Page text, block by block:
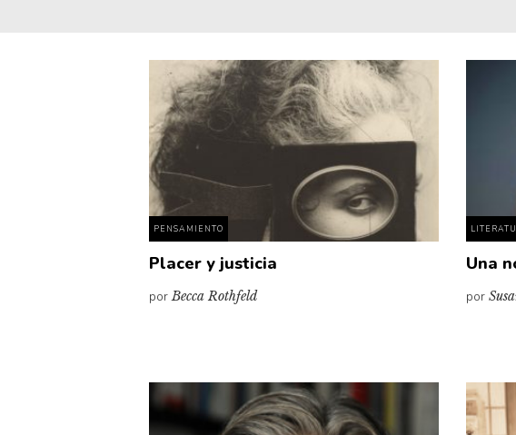
Ciudad
Cómics
Críticas
Historia material de los
Lagunas mentales
PENSAMIENTO
Placer y justicia
porBecca Rothfeld
Una
por